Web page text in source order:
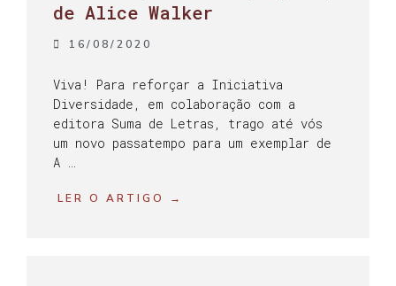
de Alice Walker
16/08/2020
Viva! Para reforçar a Iniciativa
Diversidade, em colaboração com a
editora Suma de Letras, trago até vós
um novo passatempo para um exemplar de
A …
LER O ARTIGO →